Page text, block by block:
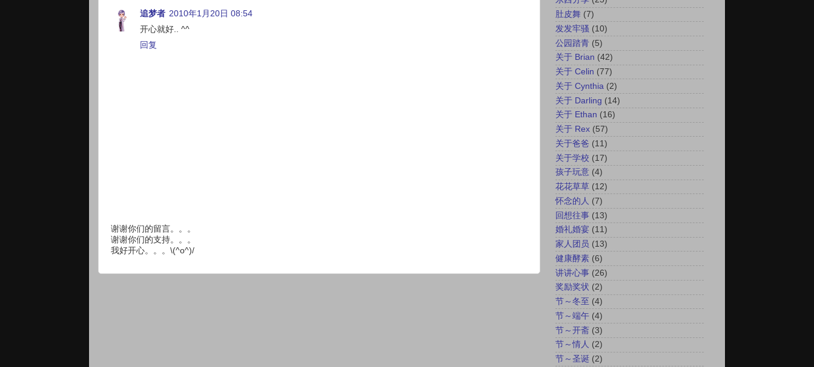
追梦者 2010年1月20日 08:54
开心就好.. ^^
回复
谢谢你们的留言。。。
谢谢你们的支持。。。
我好开心。。。\(^o^)/
肚皮舞 (7)
发发牢骚 (10)
公园踏青 (5)
关于 Brian (42)
关于 Celin (77)
关于 Cynthia (2)
关于 Darling (14)
关于 Ethan (16)
关于 Rex (57)
关于爸爸 (11)
关于学校 (17)
孩子玩意 (4)
花花草草 (12)
怀念的人 (7)
回想往事 (13)
婚礼婚宴 (11)
家人团员 (13)
健康酵素 (6)
讲讲心事 (26)
奖励奖状 (2)
节～冬至 (4)
节～端午 (4)
节～开斋 (3)
节～情人 (2)
节～圣诞 (2)